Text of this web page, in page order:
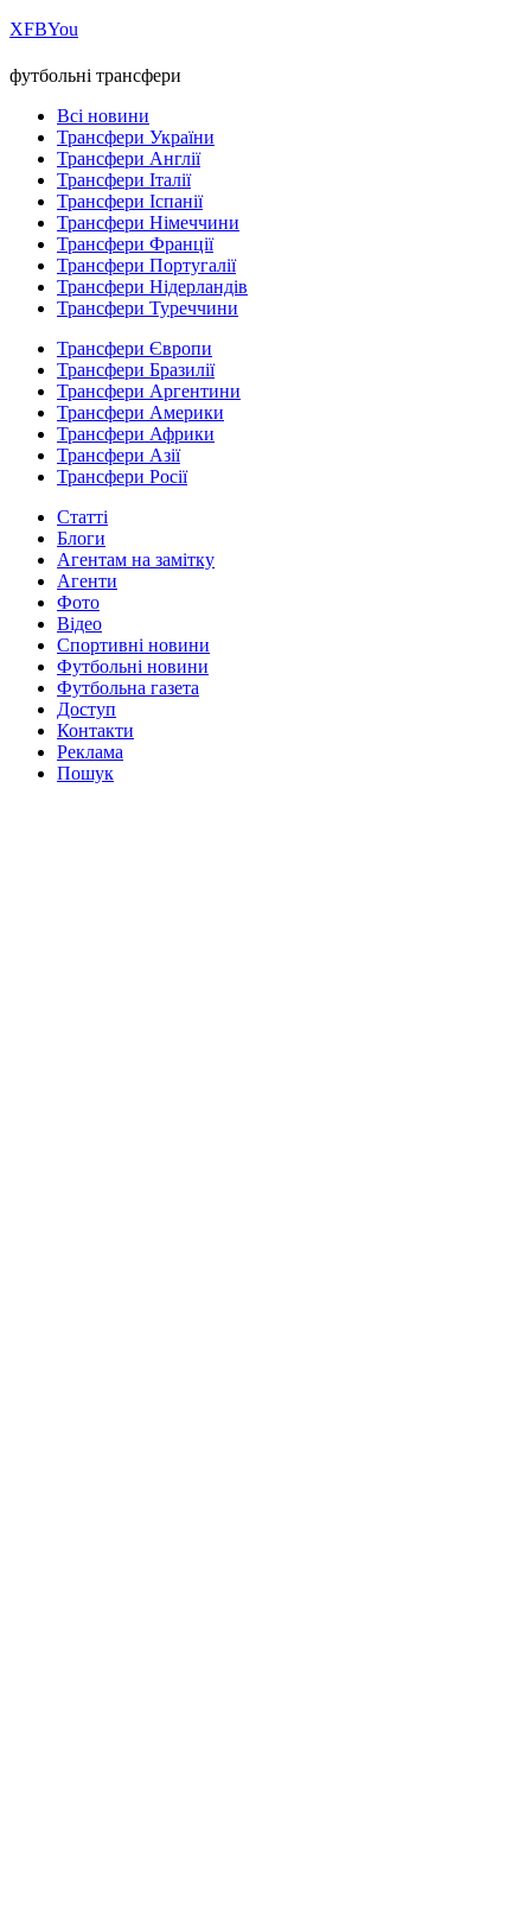
ХFBYou
футбольні трансфери
Всі новини
Трансфери України
Трансфери Англії
Трансфери Італії
Трансфери Іспанії
Трансфери Німеччини
Трансфери Франції
Трансфери Португалії
Трансфери Нідерландів
Трансфери Туреччини
Трансфери Європи
Трансфери Бразилії
Трансфери Аргентини
Трансфери Америки
Трансфери Африки
Трансфери Азії
Трансфери Росії
Статті
Блоги
Агентам на замітку
Агенти
Фото
Відео
Спортивні новини
Футбольні новини
Футбольна газета
Доступ
Контакти
Реклама
Пошук